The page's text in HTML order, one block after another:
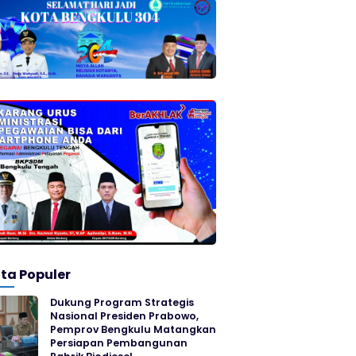
Populer
Dukung Program Strategis
Nasional Presiden Prabowo,
Pemprov Bengkulu Matangkan
Persiapan Pembangunan